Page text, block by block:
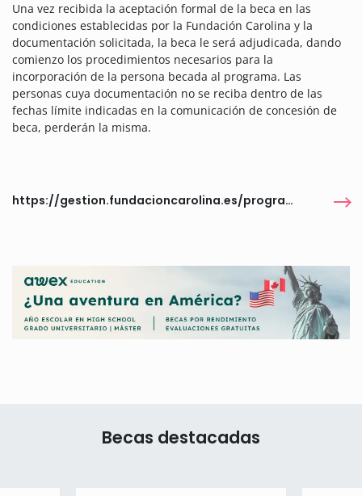
Una vez recibida la aceptación formal de la beca en las
condiciones establecidas por la Fundación Carolina y la
documentación solicitada, la beca le será adjudicada, dando
comienzo los procedimientos necesarios para la
incorporación de la persona becada al programa. Las
personas cuya documentación no se reciba dentro de las
fechas límite indicadas en la comunicación de concesión de
beca, perderán la misma.
https://gestion.fundacioncarolina.es/programas/6471
Becas destacadas